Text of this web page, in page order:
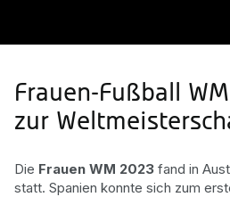
Frauen-Fußball
zur
Die Frauen WM 2023 fand in
statt. Spanien konnte sich zum